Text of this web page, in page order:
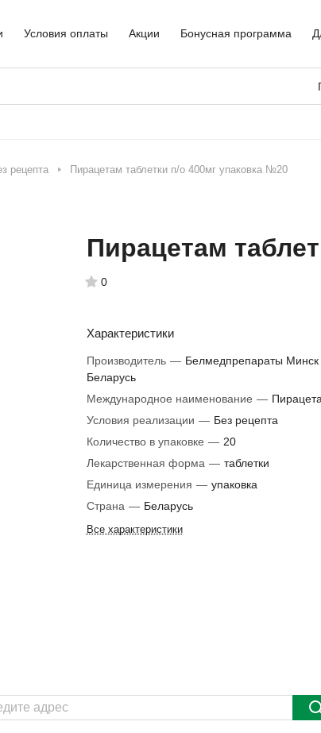
Условия оплаты Акции Бонусная программа
рецепта Пирацетам таблетки п/о 400мг упаковка №20
Пирацетам
0
Характеристики
Производитель — Белмедпрепараты Минск
Беларусь
Международное наименование —
Условия реализации — Без рецепта
Количество в упаковке — 20
Лекарственная форма — таблетки
Единица измерения — упаковка
Страна — Беларусь
Все характеристики